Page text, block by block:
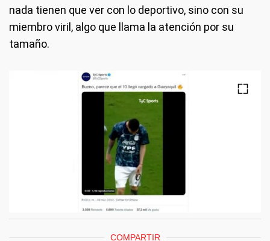
nada tienen que ver con lo deportivo, sino con su
miembro viril, algo que llama la atención por su
tamaño.
COMPARTIR